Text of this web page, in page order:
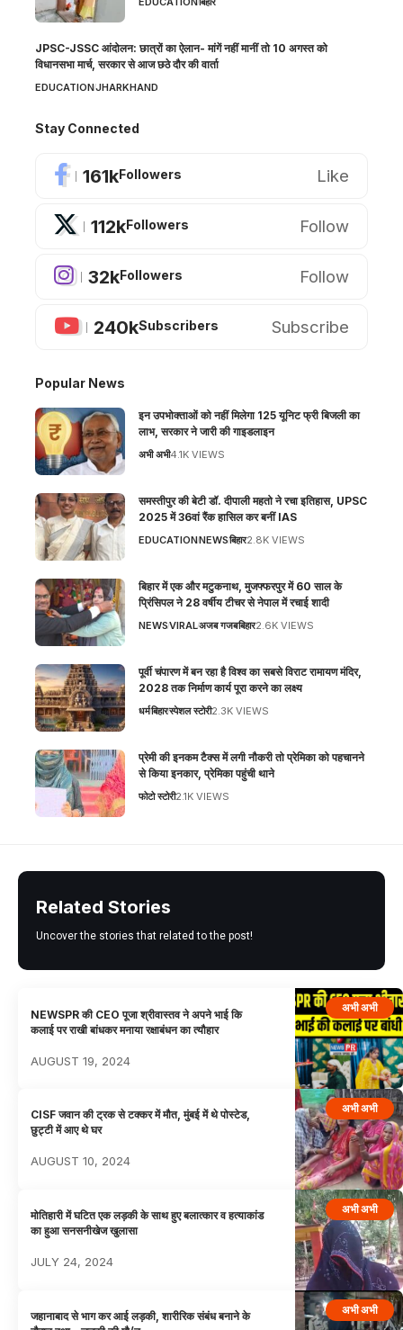
JPSC-JSSC आंदोलन: छात्रों का ऐलान- मांगें नहीं मानीं तो 10 अगस्त को
विधानसभा मार्च, सरकार से आज छठे दौर की वार्ता
EDUCATIONJHARKHAND
Stay Connected
161kFollowers Like
112kFollowers Follow
32kFollowers Follow
240kSubscribers Subscribe
Popular News
इन उपभोक्ताओं को नहीं मिलेगा 125 यूनिट फ्री बिजली का
लाभ, सरकार ने जारी की गाइडलाइन
अभी अभी4.1K VIEWS
समस्तीपुर की बेटी डॉ. दीपाली महतो ने रचा इतिहास, UPSC
2025 में 36वां रैंक हासिल कर बनीं IAS
EDUCATIONNEWSबिहार2.8K VIEWS
बिहार में एक और मटुकनाथ, मुजफ्फरपुर में 60 साल के
प्रिंसिपल ने 28 वर्षीय टीचर से नेपाल में रचाई शादी
NEWSVIRALअजब गजबबिहार2.6K VIEWS
पूर्वी चंपारण में बन रहा है विश्व का सबसे विराट रामायण मंदिर,
2028 तक निर्माण कार्य पूरा करने का लक्ष्य
धर्मबिहारस्पेशल स्टोरी2.3K VIEWS
प्रेमी की इनकम टैक्स में लगी नौकरी तो प्रेमिका को पहचानने
से किया इनकार, प्रेमिका पहुंची थाने
फोटो स्टोरी2.1K VIEWS
Related Stories
Uncover the stories that related to the post!
अभी अभी
NEWSPR की CEO पूजा श्रीवास्तव ने अपने भाई कि
कलाई पर राखी बांधकर मनाया रक्षाबंधन का त्यौहार
AUGUST 19, 2024
अभी अभी
CISF जवान की ट्रक से टक्कर में मौत, मुंबई में थे पोस्टेड,
छुट्टी में आए थे घर
AUGUST 10, 2024
अभी अभी
मोतिहारी में घटित एक लड़की के साथ हुए बलात्कार व हत्याकांड
का हुआ सनसनीखेज खुलासा
JULY 24, 2024
अभी अभी
जहानाबाद से भाग कर आई लड़की, शारीरिक संबंध बनाने के